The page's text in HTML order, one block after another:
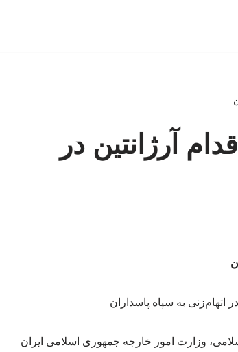
آرژانتین در
وزارت امور خارجه جمهوری اسلامی ایران